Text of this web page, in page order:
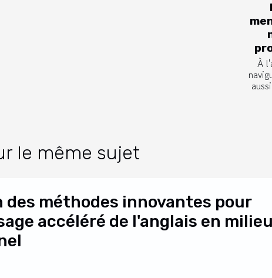
À
le même sujet
des méthodes innovantes pour
accéléré de l'anglais en milieu